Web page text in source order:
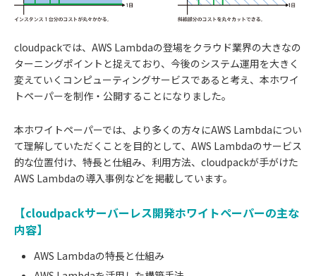
cloudpackでは、AWS Lambdaの登場をクラウド業界の大きなの
ターニングポイントと捉えており、今後のシステム運用を大きく
変えていくコンピューティングサービスであると考え、本ホワイ
トペーパーを制作・公開することになりました。
本ホワイトペーパーでは、より多くの方々にAWS Lambdaについ
て理解していただくことを目的として、AWS Lambdaのサービス
的な位置付け、特長と仕組み、利用方法、cloudpackが手がけた
AWS Lambdaの導入事例などを掲載しています。
【cloudpackサーバーレス開発ホワイトペーパーの主な
内容】
AWS Lambdaの特長と仕組み